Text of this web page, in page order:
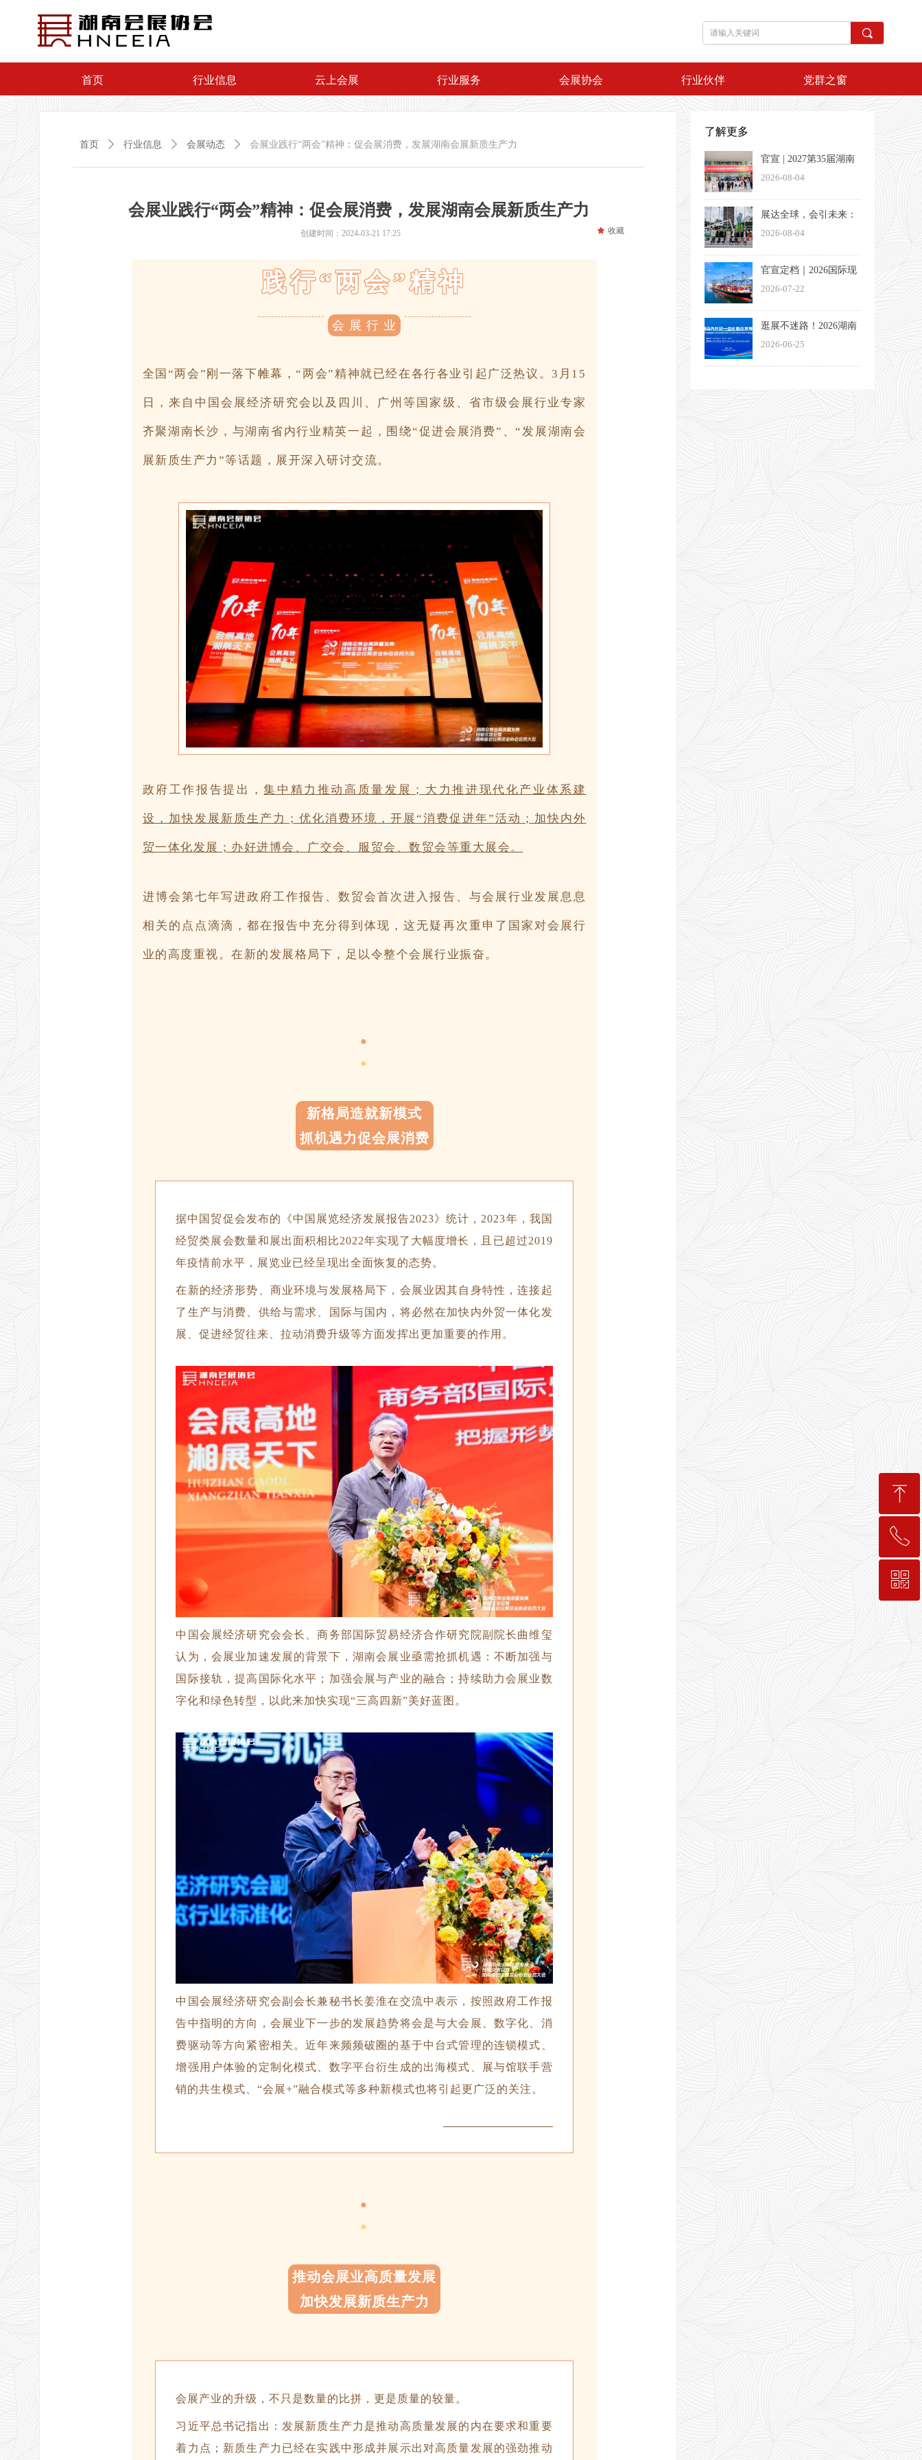
首页 行业信息 云上会展 行业服务 会展协会 行业伙伴 党群之窗
끠
会展业践行“两会”精神：促会展消费，发展湖南会展新质生产力
践行“两会”精神
会 展 行 业
全国“两会”刚一落下帷幕，“两会”精神就已经在各行各业引起广泛热议。3月15
日，来自中国会展经济研究会以及四川、广州等国家级、省市级会展行业专家
齐聚湖南长沙，与湖南省内行业精英一起，围绕“促进会展消费”、“发展湖南会
展新质生产力”等话题，展开深入研讨交流。
政府工作报告提出，集中精力推动高质量发展；大力推进现代化产业体系建
设，加快发展新质生产力；优化消费环境，开展“消费促进年”活动；加快内外
贸一体化发展；办好进博会、广交会、服贸会、数贸会等重大展会。
进博会第七年写进政府工作报告、数贸会首次进入报告、与会展行业发展息息
相关的点点滴滴，都在报告中充分得到体现，这无疑再次重申了国家对会展行
业的高度重视。在新的发展格局下，足以令整个会展行业振奋。
●
●
新格局造就新模式
抓机遇力促会展消费
据中国贸促会发布的《中国展览经济发展报告2023》统计，2023年，我国
经贸类展会数量和展出面积相比2022年实现了大幅度增长，且已超过2019
年疫情前水平，展览业已经呈现出全面恢复的态势。
在新的经济形势、商业环境与发展格局下，会展业因其自身特性，连接起
了生产与消费、供给与需求、国际与国内，将必然在加快内外贸一体化发
展、促进经贸往来、拉动消费升级等方面发挥出更加重要的作用。
中国会展经济研究会会长、商务部国际贸易经济合作研究院副院长曲维玺
认为，会展业加速发展的背景下，湖南会展业亟需抢抓机遇：不断加强与
国际接轨，提高国际化水平；加强会展与产业的融合；持续助力会展业数
字化和绿色转型，以此来加快实现“三高四新”美好蓝图。
中国会展经济研究会副会长兼秘书长姜淮在交流中表示，按照政府工作报
告中指明的方向，会展业下一步的发展趋势将会是与大会展、数字化、消
费驱动等方向紧密相关。近年来频频破圈的基于中台式管理的连锁模式、
增强用户体验的定制化模式、数字平台衍生成的出海模式、展与馆联手营
销的共生模式、“会展+”融合模式等多种新模式也将引起更广泛的关注。
●
●
推动会展业高质量发展
加快发展新质生产力
会展产业的升级，不只是数量的比拼，更是质量的较量。
习近平总书记指出：发展新质生产力是推动高质量发展的内在要求和重要
着力点；新质生产力已经在实践中形成并展示出对高质量发展的强劲推动
首页 ꄲ 行业信息 ꄲ 会展动态 ꄲ 会展业践行“两会”精神：促会展消费，发展湖南会展新质生产力
创建时间： 2024-03-21 17:25 끄 收藏
了解更多
官宣 | 2027第35届湖南
医疗器械展览会定档3
2026-08-04
展达全球，会引未来：
一家湖南会展企业的出
2026-08-04
官宣定档｜2026国际现
代物流与交通（长沙）
大启幕
2026-07-22
逛展不迷路！2026湖南
内外贸一体化融合发展
2026-06-25
ꁸ
回到顶部
ꂅ
189-7498-5834
ꀥ